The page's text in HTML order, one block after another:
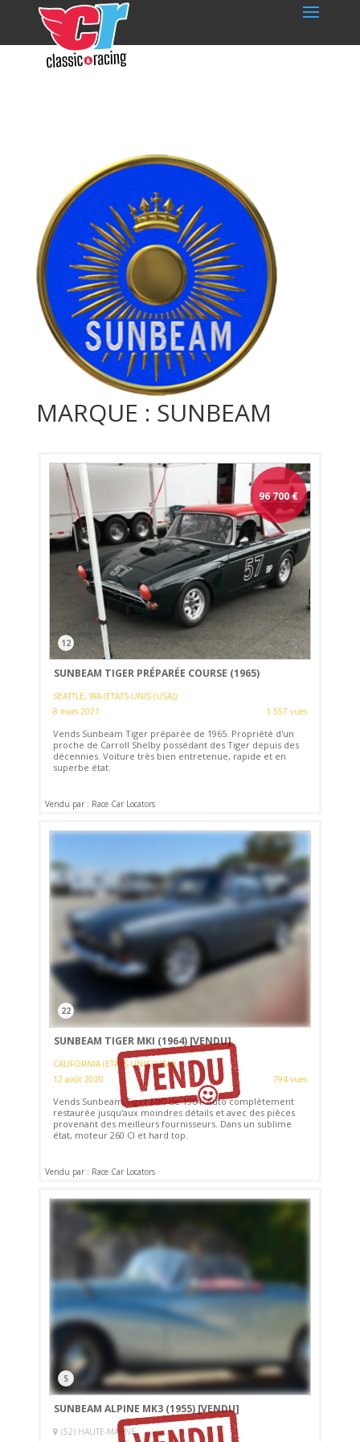
MARQUE : SUNBEAM
96 700€
12
SUNBEAM TIGER PRÉPARÉE COURSE (1965)
SEATTLE, WA (ETATS-UNIS (USA))
8 mars 2021
1 557 vues
Vends Sunbeam Tiger préparée de 1965. Propriété d'un
proche de Carroll Shelby possédant des Tiger depuis des
décennies. Voiture très bien entretenue, rapide et en
superbe état.
Vendu par : Race Car Locators
22
SUNBEAM TIGER MKI (1964)[VENDU]
CALIFORNIA (ETATS-UNIS (USA))
12 août 2020
794 vues
Vends Sunbeam Tiger MKI de 1964. Auto complètement
restaurée jusqu'aux moindres détails et avec des pièces
provenant des meilleurs fournisseurs. Dans un sublime
état, moteur 260 CI et hard top.
Vendu par : Race Car Locators
5
SUNBEAM ALPINE MK3 (1955) [VENDU]
(52) HAUTE-MARNE